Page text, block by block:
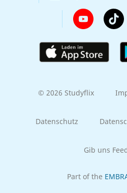
© 2026 Studyflix
Datenschutz
Gib uns
Part of the